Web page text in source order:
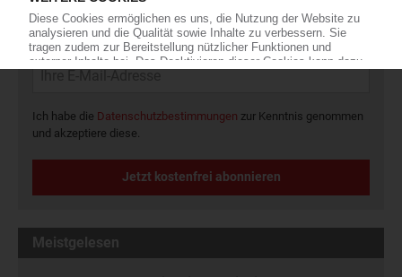
Die wichtigsten Nachrichten und Neuigkeiten aus der
Kunststoffbranche – jeden Tag brandaktuell!
Ich habe die Datenschutzbestimmungen zur Kenntnis genommen
und akzeptiere diese.
Jetzt kostenfrei abonnieren
Meistgelesen